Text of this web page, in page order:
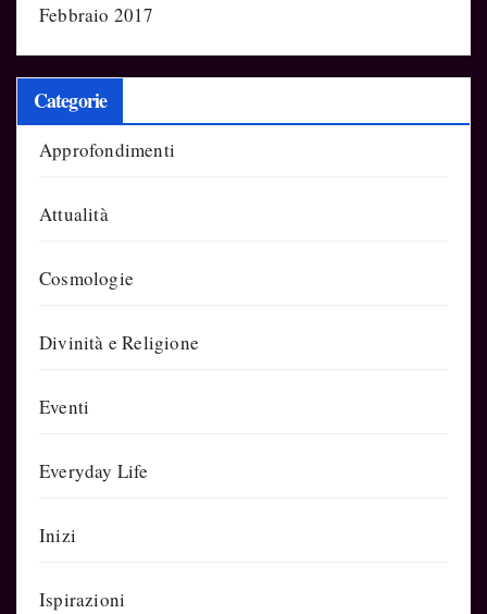
Febbraio 2017
Categorie
Approfondimenti
Attualità
Cosmologie
Divinità e Religione
Eventi
Everyday Life
Inizi
Ispirazioni